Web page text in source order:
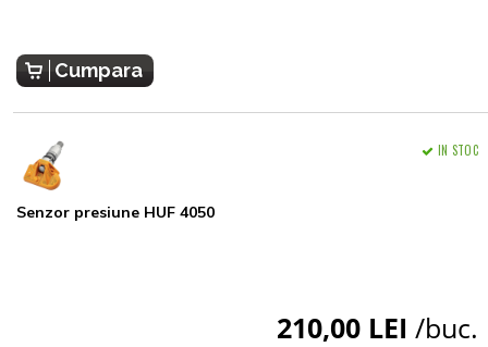
Cumpara
Senzor presiune HUF 4050
IN STOC
210,00 LEI /buc.